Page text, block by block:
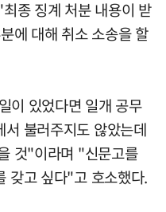
종 징계 처분 내용이 받
에 대해 취소 소송을 할
이 있었다면 일개 공무
불러주지도 않았는데
것"이라며 "신문고를
갖고 싶다"고 호소했다.